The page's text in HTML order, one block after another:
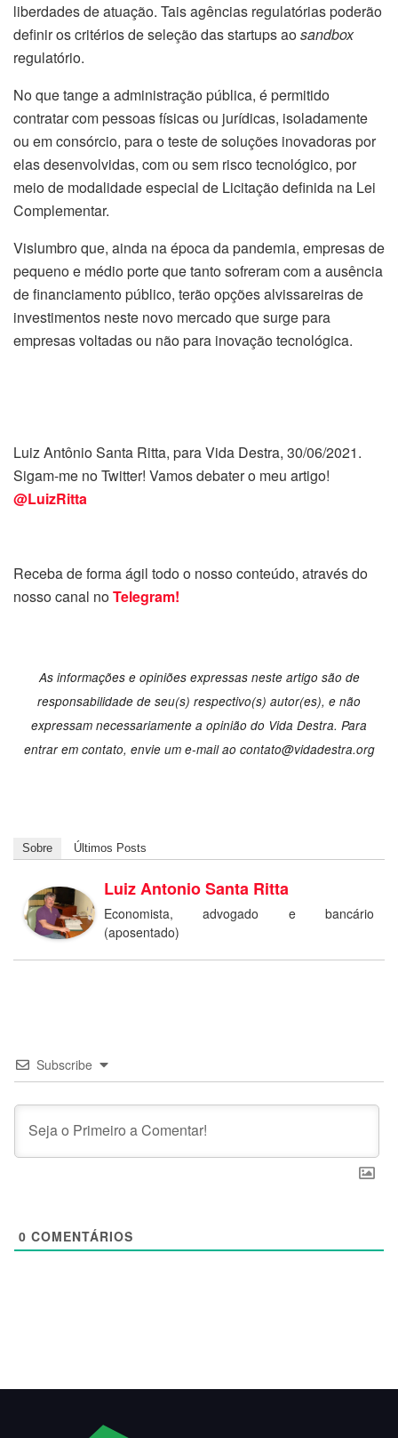
liberdades de atuação. Tais agências regulatórias poderão
definir os critérios de seleção das startups aosandbox
regulatório.
No que tange a administração pública, é permitido
contratar com pessoas físicas ou jurídicas, isoladamente
ou em consórcio, para o teste de soluções inovadoras por
elas desenvolvidas, com ou sem risco tecnológico, por
meio de modalidade especial de Licitação definida na Lei
Complementar.
Vislumbro que, ainda na época da pandemia, empresas de
pequeno e médio porte que tanto sofreram com a ausência
de financiamento público, terão opções alvissareiras de
investimentos neste novo mercado que surge para
empresas voltadas ou não para inovação tecnológica.
Luiz Antônio Santa Ritta, para Vida Destra, 30/06/2021.
Sigam-me no Twitter! Vamos debater o meu artigo!
@LuizRitta
Receba de forma ágil todo o nosso conteúdo, através do
nosso canal noTelegram!
As informações e opiniões expressas neste artigo são de
responsabilidade de seu(s) respectivo(s) autor(es), e não
expressam necessariamente a opinião do Vida Destra. Para
entrar em contato, envie um e-mail ao contato@vidadestra.org
Sobre Últimos Posts
Luiz Antonio Santa Ritta
Economista, advogado e bancário
(aposentado)
Subscribe
0 COMENTÁRIOS